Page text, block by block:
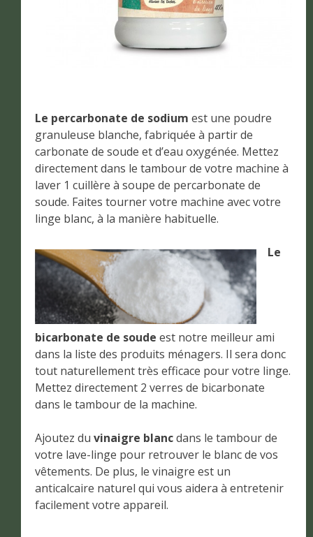
Le percarbonate de sodium est une poudre
granuleuse blanche, fabriquée à partir de
carbonate de soude et d’eau oxygénée. Mettez
directement dans le tambour de votre machine à
laver 1 cuillère à soupe de percarbonate de
soude. Faites tourner votre machine avec votre
linge blanc, à la manière habituelle.
Le
bicarbonate de soude est notre meilleur ami
dans la liste des produits ménagers. Il sera donc
tout naturellement très efficace pour votre linge.
Mettez directement 2 verres de bicarbonate
dans le tambour de la machine.
Ajoutez du vinaigre blancdans le tambour de
votre lave-linge pour retrouver le blanc de vos
vêtements. De plus, le vinaigre est un
anticalcaire naturel qui vous aidera à entretenir
facilement votre appareil.